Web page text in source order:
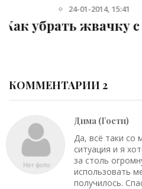
4-04-
Как почистить
КОММЕНТАРИИ 2
Дима (Гости)
Да, всё таки со
ситуация и я
за столь
использовать
получилось.